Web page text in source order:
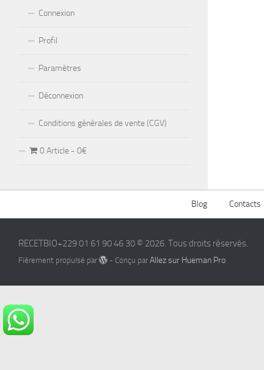
Connexion
Profil
Paramètres
Déconnexion
Conditions générales de vente (CGV)
0 Article 0€
Blog Contacts
RECETBIO+229 01 61 90 46 30 © 2026. Tous droits réservés.
Fièrement propulsé par - Conçu par Allez sur Hueman Pro